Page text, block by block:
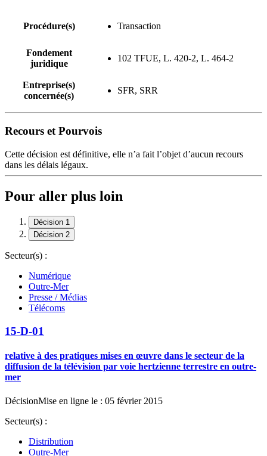
Procédure(s) Transaction
Fondement
juridique
102 TFUE, L. 420-2, L. 464-2
Entreprise(s)
concernée(s)
SFR, SRR
Recours et Pourvois
Cette décision est définitive, elle n’a fait l’objet d’aucun recours
dans les délais légaux.
Pour aller plus loin
Décision 1
Décision 2
Secteur(s) :
Numérique
Outre-Mer
Presse / Médias
Télécoms
15-D-01
relative à des pratiques mises en œuvre dans le secteur de la
diffusion de la télévision par voie hertzienne terrestre en outre-
mer
DécisionMise en ligne le : 05 février 2015
Secteur(s) :
Distribution
Outre-Mer